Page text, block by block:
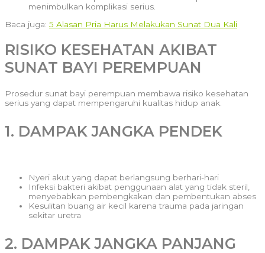
menimbulkan komplikasi serius.
Baca juga: 5 Alasan Pria Harus Melakukan Sunat Dua Kali
RISIKO KESEHATAN AKIBAT
SUNAT BAYI PEREMPUAN
Prosedur sunat bayi perempuan membawa risiko kesehatan
serius yang dapat mempengaruhi kualitas hidup anak.
1. DAMPAK JANGKA PENDEK
Nyeri akut yang dapat berlangsung berhari-hari
Infeksi bakteri akibat penggunaan alat yang tidak steril,
menyebabkan pembengkakan dan pembentukan abses
Kesulitan buang air kecil karena trauma pada jaringan
sekitar uretra
2. DAMPAK JANGKA PANJANG